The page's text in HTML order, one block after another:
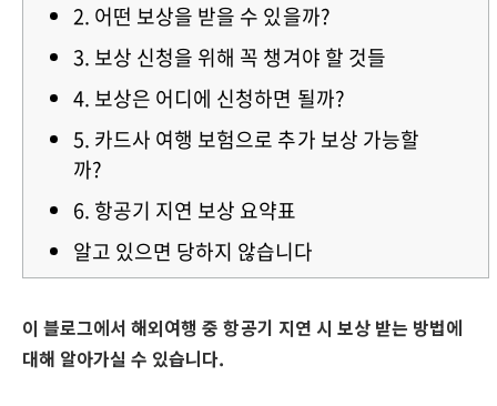
2. 어떤 보상을 받을 수 있을까?
3. 보상 신청을 위해 꼭 챙겨야 할 것들
4. 보상은 어디에 신청하면 될까?
5. 카드사 여행 보험으로 추가 보상 가능할
까?
6. 항공기 지연 보상 요약표
알고 있으면 당하지 않습니다
이 블로그에서 해외여행 중 항공기 지연 시 보상 받는 방법에
대해 알아가실 수 있습니다.